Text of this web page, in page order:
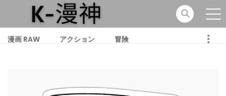
漫画 RAW アクション 冒険